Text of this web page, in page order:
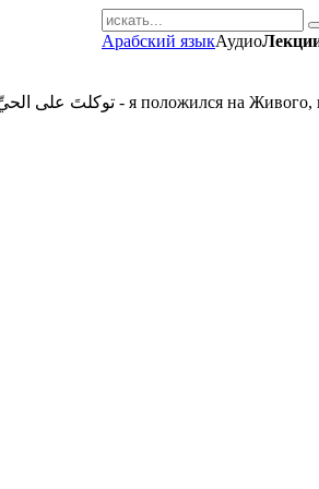
Арабский языкАудио